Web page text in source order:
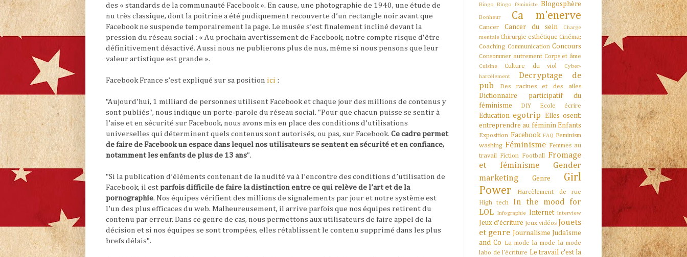
des « standards de la communauté Facebook ». En cause, une photographie de 1940, une étude de
nu très classique, dont la poitrine a été pudiquement recouverte d’un rectangle noir avant que
Facebook ne suspende temporairement la page. Le musée s’est finalement incliné devant la
pression du réseau social : « Au prochain avertissement de Facebook, notre compte risque d'être
définitivement désactivé. Aussi nous ne publierons plus de nus, même si nous pensons que leur
valeur artistique est grande ».
Facebook France s’est expliqué sur sa position ici :
"Aujourd’hui, 1 milliard de personnes utilisent Facebook et chaque jour des millions de contenus y
sont publiés", nous indique un porte-parole du réseau social. "Pour que chacun puisse se sentir à
l’aise et en sécurité sur Facebook, nous avons mis en place des conditions d’utilisations
universelles qui déterminent quels contenus sont autorisés, ou pas, sur Facebook. Ce cadre permet
de faire de Facebook un espace dans lequel nos utilisateurs se sentent en sécurité et en confiance,
notamment les enfants de plus de 13 ans".
"Si la publication d’éléments contenant de la nudité va à l’encontre des conditions d’utilisation de
Facebook, il est parfois difficile de faire la distinction entre ce qui relève de l’art et de la
pornographie. Nos équipes vérifient des millions de signalements par jour et notre système est
l’un des plus efficaces du web. Malheureusement, il arrive parfois que nos équipes retirent du
contenu par erreur. Dans ce genre de cas, nous permettons aux utilisateurs de faire appel de la
décision et si nos équipes se sont trompées, elles rétablissent le contenu supprimé dans les plus
brefs délais".
Bingo Bingo féministe Blogosphère
Bonheur Ca m'enerve
Cancer Cancer du sein
Charge
mentaleChirurgie esthétique Cinéma;
Coaching Communication Concours
Consommer autrement Corps et âme
Cuisine Culture du viol
Cyber-
harcèlement
Decryptage de
pub
Des racines et des ailes
Dictionnaire participatif du
féminisme
DIY Ecole écrire
Education egotrip
Elles osent:
entreprendre au féminin Enfants
Exposition Facebook FAQ Feminism
washing Féminisme Femmes au
travail Fiction Football Fromage
et féminisme
Gender
marketing
Genre
Girl
Power
Harcèlement de rue
High tech
In the mood for
LOL
Infographie Internet Interview
Jeux d'écriture Jeux vidéos Jouets
et genre
Journalisme
Judaïsme
and Co
La mode la mode la mode
labo de l'écriture Le travail c'est la